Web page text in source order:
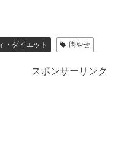
・ダイエット 脚やせ
スポンサーリンク